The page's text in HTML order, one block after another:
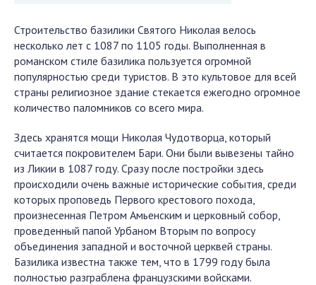
Строительство базилики Святого Николая велось
несколько лет с 1087 по 1105 годы. Выполненная в
романском стиле базилика пользуется огромной
популярностью среди туристов. В это культовое для всей
страны религиозное здание стекается ежегодно огромное
количество паломников со всего мира.
Здесь хранятся мощи Николая Чудотворца, который
считается покровителем Бари. Они были вывезены тайно
из Ликии в 1087 году. Сразу после постройки здесь
происходили очень важные исторические события, среди
которых проповедь Первого крестового похода,
произнесенная Петром Амьенским и церковный собор,
проведенный папой Урбаном Вторым по вопросу
объединения западной и восточной церквей страны.
Базилика известна также тем, что в 1799 году была
полностью разграблена французскими войсками.